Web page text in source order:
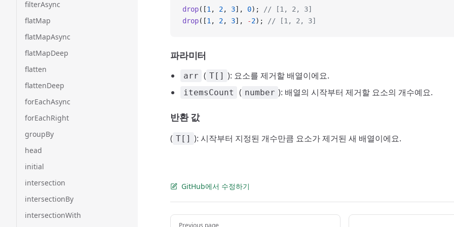
filterAsync
flatMap
flatMapAsync
flatMapDeep
flatten
flattenDeep
forEachAsync
forEachRight
groupBy
head
initial
intersection
intersectionBy
intersectionWith
drop([1 , 2, 3], 0);
// [1, 2, 3]
drop([1 , 2, 3], -2); // [1, 2, 3]
파라미터
arr ( T[] ): 요소를 제거할 배열이에요.
itemsCount ( number ): 배열의 시작부터 제거할 요소의 개수예요.
반환 값
( T[] ): 시작부터 지정된 개수만큼 요소가 제거된 새 배열이에요.
GitHub에서 수정하기
Pager
Previous page